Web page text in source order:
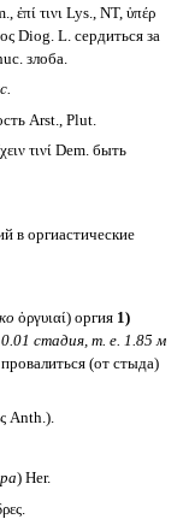
ἐπί τινι Lys., NT, ὑπέρ
Diog. L. сердиться за
злоба.
Arst., Plut.
τινί Dem. быть
в оргиастические
ὀργυιαί) оргия 1)
стадия, т. е. 1.85 м
провалиться (от стыда)
Anth.).
) Her.